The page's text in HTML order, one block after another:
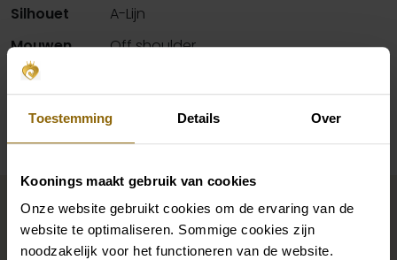
Toestemming Details Over
Koonings maakt gebruik van cookies
Onze website gebruikt cookies om de ervaring van de
website te optimaliseren. Sommige cookies zijn
noodzakelijk voor het functioneren van de website.
Silhouet
A-Lijn
Mouwen
Off shoulder
Maak jouw bridallook
compleet